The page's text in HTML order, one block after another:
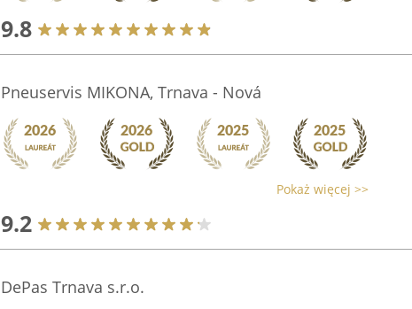
9.8
Pneuservis MIKONA, Trnava - Nová
Pokaż więcej >>
9.2
DePas Trnava s.r.o.